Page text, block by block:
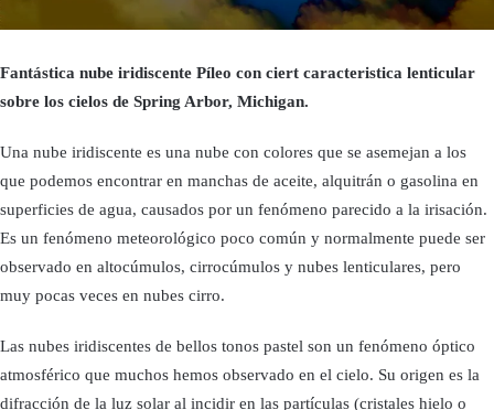
Fantástica nube iridiscente Píleo con ciert caracteristica lenticular
sobre los cielos de Spring Arbor, Michigan.
Una nube iridiscente es una nube con colores que se asemejan a los
que podemos encontrar en manchas de aceite, alquitrán o gasolina en
superficies de agua, causados por un fenómeno parecido a la irisación.
Es un fenómeno meteorológico poco común y normalmente puede ser
observado en altocúmulos, cirrocúmulos y nubes lenticulares, pero
muy pocas veces en nubes cirro.
Las nubes iridiscentes de bellos tonos pastel son un fenómeno óptico
atmosférico que muchos hemos observado en el cielo. Su origen es la
difracción de la luz solar al incidir en las partículas (cristales hielo o